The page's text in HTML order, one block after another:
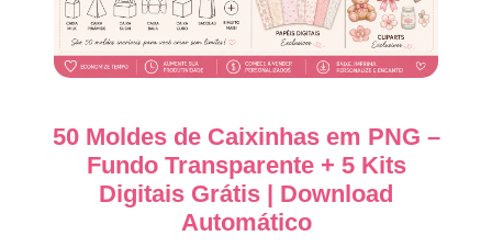
50 Moldes de Caixinhas em PNG –
Fundo Transparente + 5 Kits
Digitais Grátis | Download
Automático